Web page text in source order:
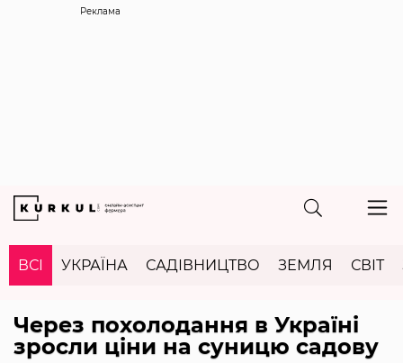
Реклама
ВСІ УКРАЇНА САДІВНИЦТВО ЗЕМЛЯ СВІТ
Через похолодання в Україні
зросли ціни на суницю садову